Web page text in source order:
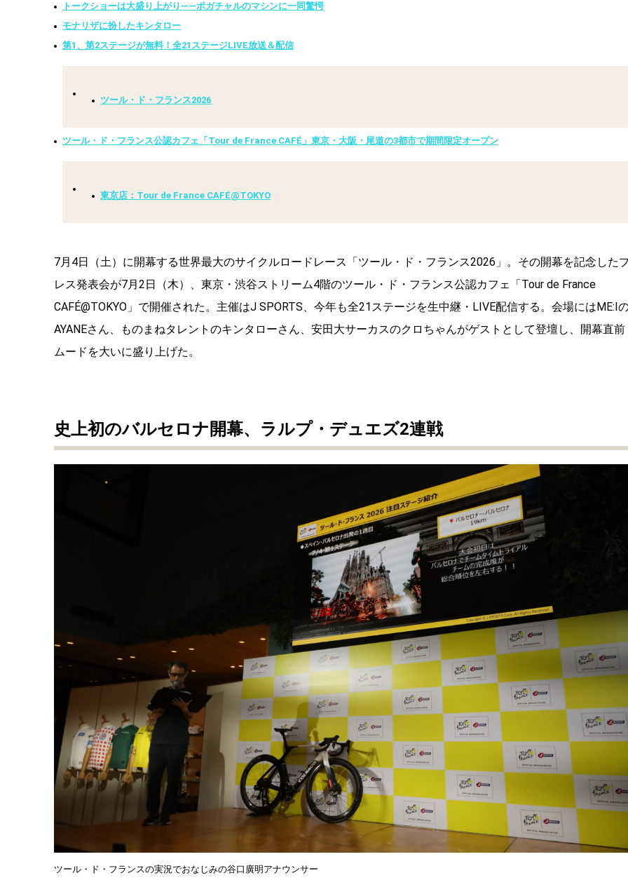
トークショーは大盛り上がり——ポガチャルのマシンに一同驚愕
モナリザに扮したキンタロー
第1、第2ステージが無料！全21ステージLIVE放送＆配信
ツール・ド・フランス2026
ツール・ド・フランス公認カフェ「Tour de France CAFÉ」東京・大阪・尾道の3都市で期間限定オープン
東京店：Tour de France CAFÉ@TOKYO
7月4日（土）に開幕する世界最大のサイクルロードレース「ツール・ド・フランス2026」。その開幕を記念した
レス発表会が7月2日（木）、東京・渋谷ストリーム4階のツール・ド・フランス公認カフェ「Tour de France
CAFÉ@TOKYO」で開催された。主催はJ SPORTS、今年も全21ステージを生中継・LIVE配信する。会場にはME:I
AYANEさん、ものまねタレントのキンタローさん、安田大サーカスのクロちゃんがゲストとして登壇し、開幕直前
ムードを大いに盛り上げた。
史上初のバルセロナ開幕、ラルプ・デュエズ2連戦
ツール・ド・フランスの実況でおなじみの谷口廣明アナウンサー